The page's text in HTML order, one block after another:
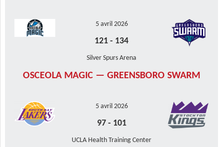
5 avril 2026
121 - 134
Silver Spurs Arena
OSCEOLA MAGIC — GREENSBORO SWARM
5 avril 2026
97- 101
UCLA Health Training Center